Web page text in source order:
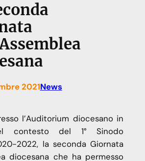
2021News
l’Auditorium diocesano in
contesto del 1° Sinodo
2022, la seconda Giornata
diocesana che ha permesso